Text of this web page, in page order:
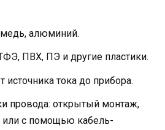
алюминий.
ПВХ, ПЭ и другие пластики.
источника тока до прибора.
провода: открытый монтаж,
или с помощью кабель-